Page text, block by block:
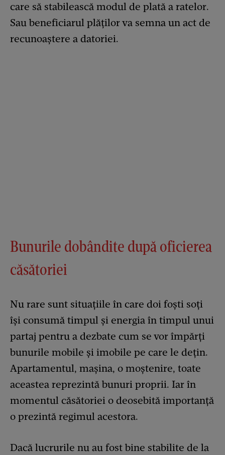
care să stabilească modul de plată a ratelor.
Sau beneficiarul plăților va semna un act de
recunoaștere a datoriei.
Bunurile dobândite după oficierea
căsătoriei
Nu rare sunt situațiile în care doi foști soți
își consumă timpul și energia în timpul unui
partaj pentru a dezbate cum se vor împărți
bunurile mobile și imobile pe care le dețin.
Apartamentul, mașina, o moștenire, toate
aceastea reprezintă bunuri proprii. Iar în
momentul căsătoriei o deosebită importanță
o prezintă regimul acestora.
Dacă lucrurile nu au fost bine stabilite de la